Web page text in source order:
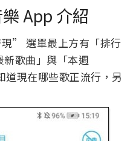
App 介紹
” 選單最上方有「排行
歌曲」與「本週
道現在哪些歌正流行，另